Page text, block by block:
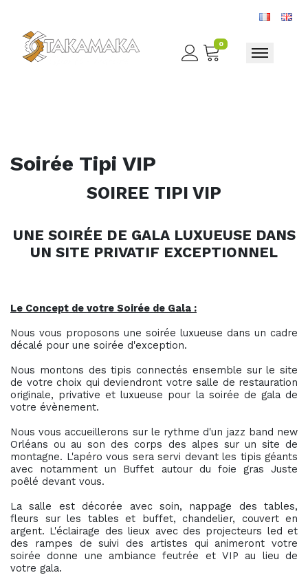
0
Toggle
Soirée Tipi VIP
SOIREE TIPI VIP
UNE SOIRÉE DE GALA LUXUEUSE DANS
UN SITE PRIVATIF EXCEPTIONNEL
Le Concept de votre Soirée de Gala :
Nous vous proposons une soirée luxueuse dans un cadre
décalé pour une soirée d'exception.
Nous montons des tipis connectés ensemble sur le site
de votre choix qui deviendront votre salle de restauration
originale, privative et luxueuse pour la soirée de gala de
votre évènement.
Nous vous accueillerons sur le rythme d'un jazz band new
Orléans ou au son des corps des alpes sur un site de
montagne. L'apéro vous sera servi devant les tipis géants
avec notamment un Buffet autour du foie gras Juste
poêlé devant vous.
La salle est décorée avec soin, nappage des tables,
fleurs sur les tables et buffet, chandelier, couvert en
argent. L'éclairage des lieux avec des projecteurs led et
des rampes de suivi des artistes qui animeront votre
soirée donne une ambiance feutrée et VIP au lieu de
votre gala.